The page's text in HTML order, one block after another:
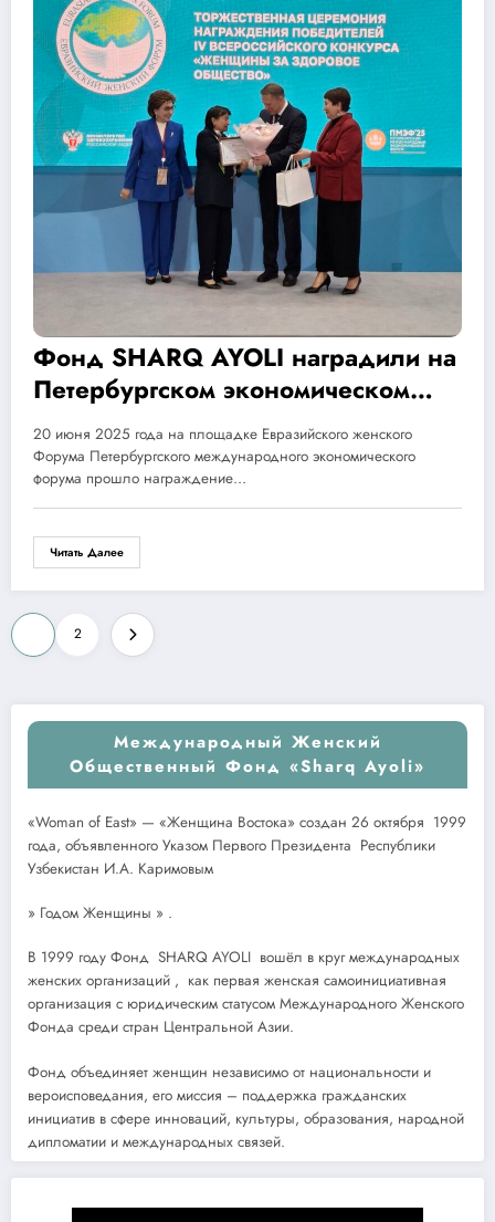
Фонд SHARQ AYOLI наградили на
Петербургском экономическом
форуме
20 июня 2025 года на площадке Евразийского женского
Форума Петербургского международного экономического
форума прошло награждение…
Читать Далее
Пагинация
записей
2
Международный Женский
Общественный Фонд «Sharq Ayoli»
«Woman of East» — «Женщина Востока» создан 26 октября 1999
года, объявленного Указом Первого Президента Республики
Узбекистан И.А. Каримовым
» Годом Женщины » .
В 1999 году Фонд SHARQ AYOLI вошёл в круг международных
женских организаций , как первая женская самоинициативная
организация с юридическим статусом Международного Женского
Фонда среди стран Центральной Азии.
Фонд объединяет женщин независимо от национальности и
вероисповедания, его миссия – поддержка гражданских
инициатив в сфере инноваций, культуры, образования, народной
дипломатии и международных связей.